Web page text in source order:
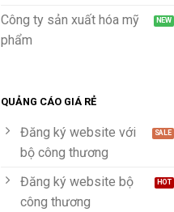
Công ty sản xuất hóa mỹ
phẩm
QUẢNG CÁO GIÁ RẺ
Đăng ký website với
bộ công thương
Đăng ký website bộ
công thương